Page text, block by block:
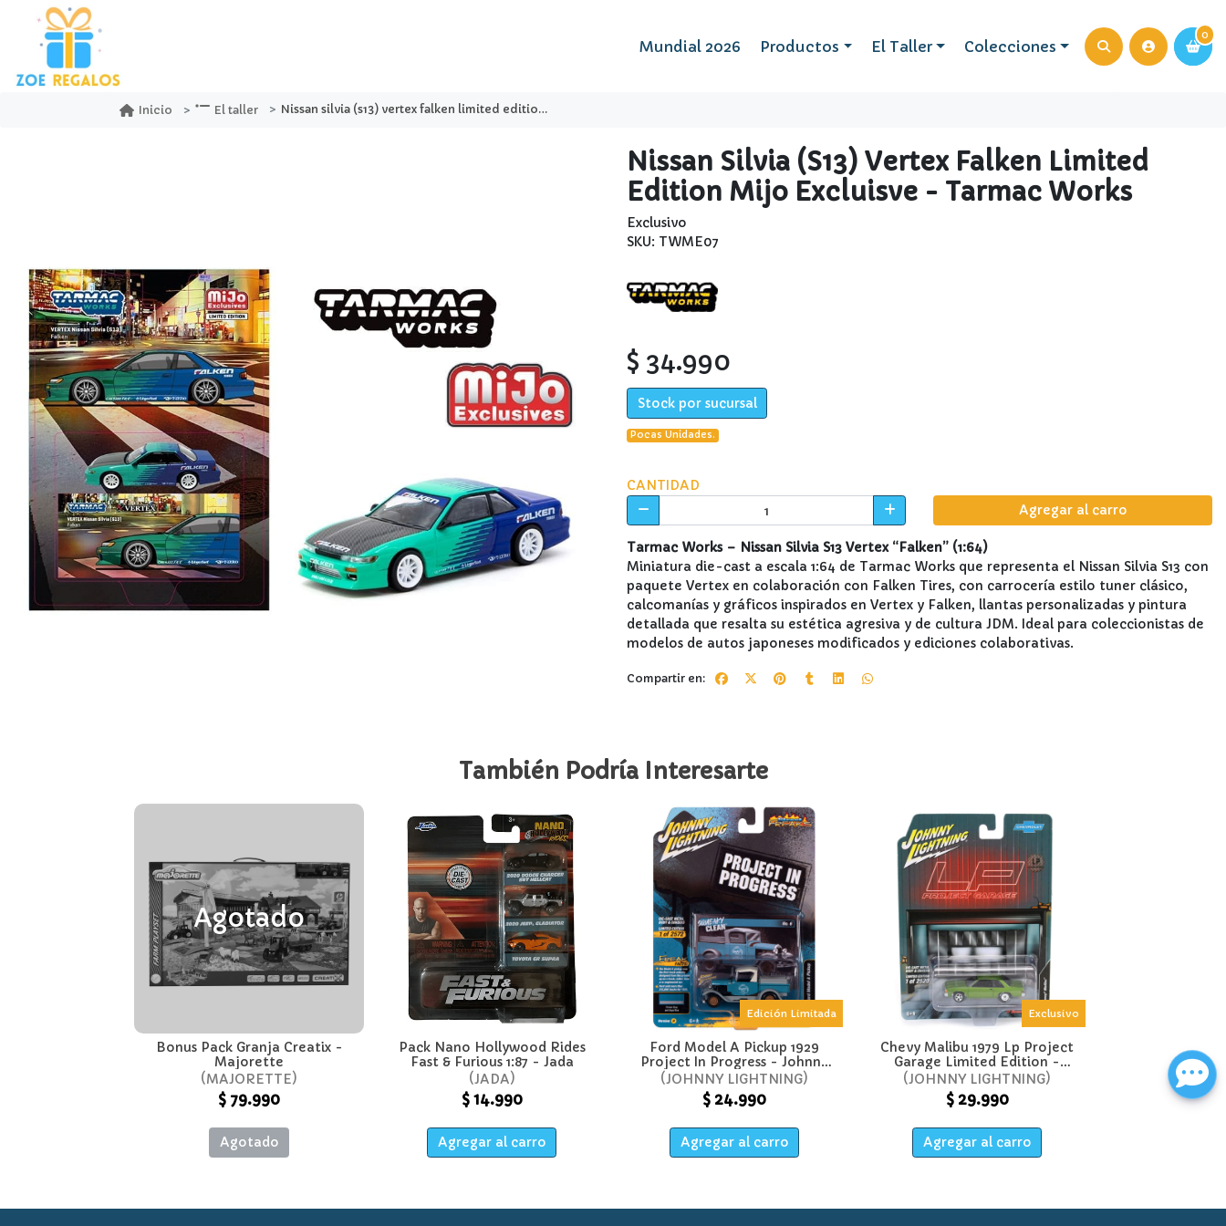
0
Mundial 2026 Productos El Taller Colecciones
0
Inicio El taller Nissan silvia (s13) vertex falken limited edition mijo excluisve - tarmac works
Nissan Silvia (s13) Vertex Falken Limited
Edition Mijo Excluisve - Tarmac Works
Exclusivo
SKU: TWME07
$ 34.990
Stock por sucursal
Pocas Unidades.
CANTIDAD
Agregar al carro
Tarmac Works – Nissan Silvia S13 Vertex “Falken” (1:64)
Miniatura die-cast a escala 1:64 de Tarmac Works que representa el Nissan Silvia S13 con
paquete Vertex en colaboración con Falken Tires, con carrocería estilo tuner clásico,
calcomanías y gráficos inspirados en Vertex y Falken, llantas personalizadas y pintura
detallada que resalta su estética agresiva y de cultura JDM. Ideal para coleccionistas de
modelos de autos japoneses modificados y ediciones colaborativas.
Compartir en:
También Podría Interesarte
Agotado
Bonus Pack Granja Creatix -
Majorette
MAJORETTE
$ 79.990
Agotado
Pack Nano Hollywood Rides
Fast & Furious 1:87 - Jada
JADA
$ 14.990
Agregar al carro
Edición Limitada
Ford Model A Pickup 1929
Project In Progress - Johnny
Lightning
JOHNNY LIGHTNING
$ 24.990
Agregar al carro
Exclusivo
Chevy Malibu 1979 Lp Project
Garage Limited Edition -
Johnny Lightning
JOHNNY LIGHTNING
$ 29.990
Agregar al carro